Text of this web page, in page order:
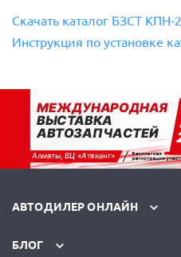
Скачать каталог БЗСТ КПН-
Инструкция по установке
АВТОДИЛЕР ОНЛАЙН
БЛОГ